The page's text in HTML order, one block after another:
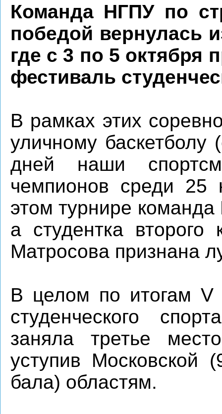
Команда НГПУ по
победой вернулась
где с 3 по 5 октября
фестиваль
В рамках этих
уличному баскетболу
дней наши
чемпионов среди
этом турнире
а студентка
Матросова признана
В целом по итогам V
студенческого
заняла третье
уступив Московской
бала) областям.